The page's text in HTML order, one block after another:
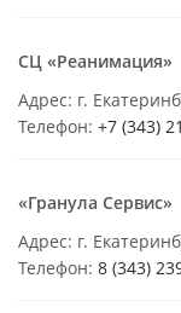
СЦ «Реанимация»
Адрес: г.
Телефон: +7 (343)
«Гранула Сервис»
Адрес: г.
Телефон: 8 (343)